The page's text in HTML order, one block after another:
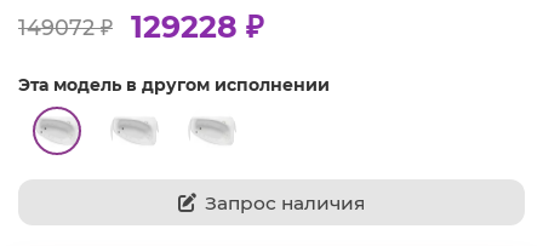
149072 ₽ 129228 ₽
Эта модель в другом исполнении
Запрос наличия